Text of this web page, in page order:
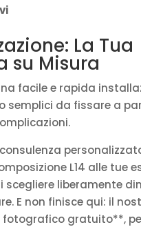
La Tua
su Misura
facile e rapida
semplici da fissare a
L14 alle tue
liberamente
E non finisce qui: il
fotografico gratuito**,